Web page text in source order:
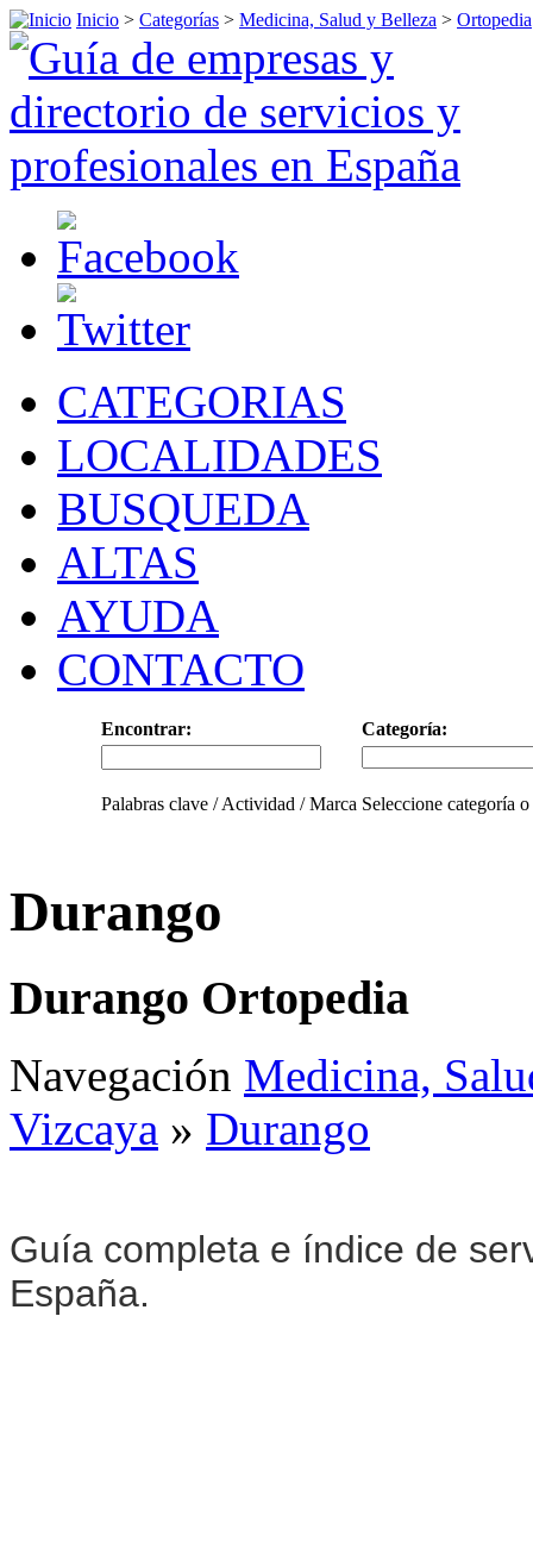
Inicio > Categorías > Medicina, Salud y Belleza > Ortopedia
CATEGORIAS
LOCALIDADES
BUSQUEDA
ALTAS
AYUDA
CONTACTO
Encontrar: Categoría:
Palabras clave / Actividad / Marca Seleccione categoría
Durango
Durango Ortopedia
Navegación Medicina,
Vizcaya » Durango
Guía completa e índice de
España.